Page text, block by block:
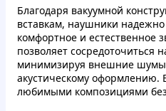
Благодаря вакуумной
вставкам, наушники надежно
комфортное и естественное
позволяет сосредоточиться
минимизируя внешние
акустическому оформлению.
любимыми композициями